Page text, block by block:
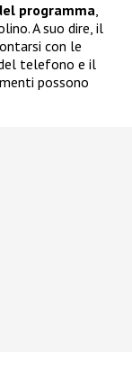
programma,
A suo dire, il
con le
telefono e il
possono